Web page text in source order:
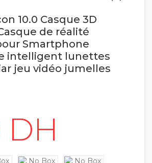
10.0 Casque 3D
de réalité
Smartphone
intelligent lunettes
jeu vidéo jumelles